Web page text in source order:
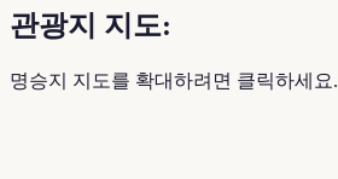
관광지 지도:
명승지 지도를 확대하려면 클릭하세요.